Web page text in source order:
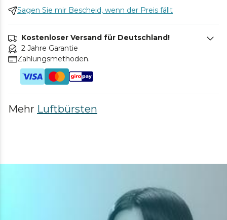
Sagen Sie mir Bescheid, wenn der Preis fällt
Kostenloser Versand für Deutschland!
2 Jahre Garantie
Zahlungsmethoden.
Mehr Luftbürsten